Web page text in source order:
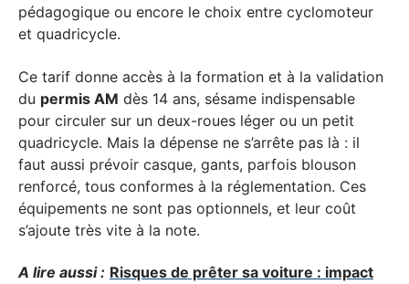
pédagogique ou encore le choix entre cyclomoteur
et quadricycle.
Ce tarif donne accès à la formation et à la validation
du permis AM dès 14 ans, sésame indispensable
pour circuler sur un deux-roues léger ou un petit
quadricycle. Mais la dépense ne s’arrête pas là : il
faut aussi prévoir casque, gants, parfois blouson
renforcé, tous conformes à la réglementation. Ces
équipements ne sont pas optionnels, et leur coût
s’ajoute très vite à la note.
A lire aussi : Risques de prêter sa voiture : impact